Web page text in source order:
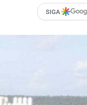
SIGA